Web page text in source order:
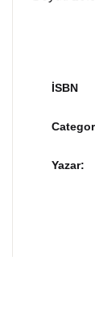
İSBN
Yazar